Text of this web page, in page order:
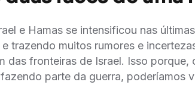
e Hamas se intensificou nas
trazendo muitos rumores e
das fronteiras de Israel. Isso
parte da guerra, poderíamos